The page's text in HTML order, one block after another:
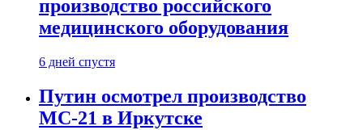
производство российского
медицинского оборудования
6 дней спустя
Путин осмотрел производство
МС-21 в Иркутске